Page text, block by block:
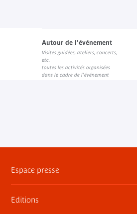
Autour de l'événement
Visites guidées, ateliers, concerts,
etc.
toutes les activités organisées
dans le cadre de l'événement
Espace presse
Dossiers, communiqués, bandes
Editions